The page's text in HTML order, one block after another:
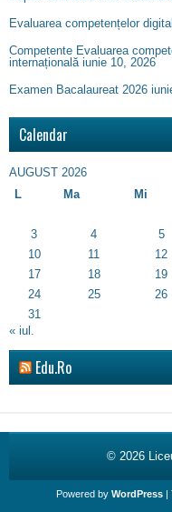
Evaluarea competențelor
Competente Evaluarea
internațională iunie 10, 2026
Examen Bacalaureat 2026
Calendar
AUGUST 2026
L
Ma Mi
3
4 5
10
11 12
17
18 19
24
25 26
31
« iul.
Edu.Ro
© 2026
Powered by WordPress|